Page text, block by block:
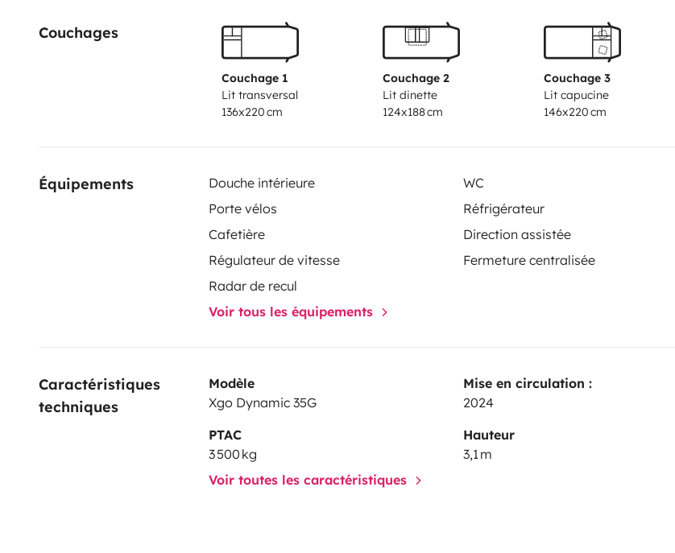
inside (also the hold and the driver's part) and outside with the Karcher. We are
obviously at your disposal if you don’t want to clean it completely or if you don’t come
home for the return, an arrangement can be made in advance. We don’t provide
cleaning products and cloths and the campervan does not have a vacuum cleaner.
Couchages
Couchage 1
Lit transversal
136x220 cm
Couchage 2
Lit dinette
124x188 cm
Couchage 3
Lit capucine
146x220 cm
Équipements Douche intérieure
WC
Porte vélos
Réfrigérateur
Cafetière
Direction assistée
Régulateur de vitesse
Fermeture centralisée
Radar de recul
Voir tous les équipements
Caractéristiques
techniques
Modèle
Xgo Dynamic 35G
Mise en circulation :
2024
PTAC
3 500 kg
Hauteur
3,1 m
Voir toutes les caractéristiques